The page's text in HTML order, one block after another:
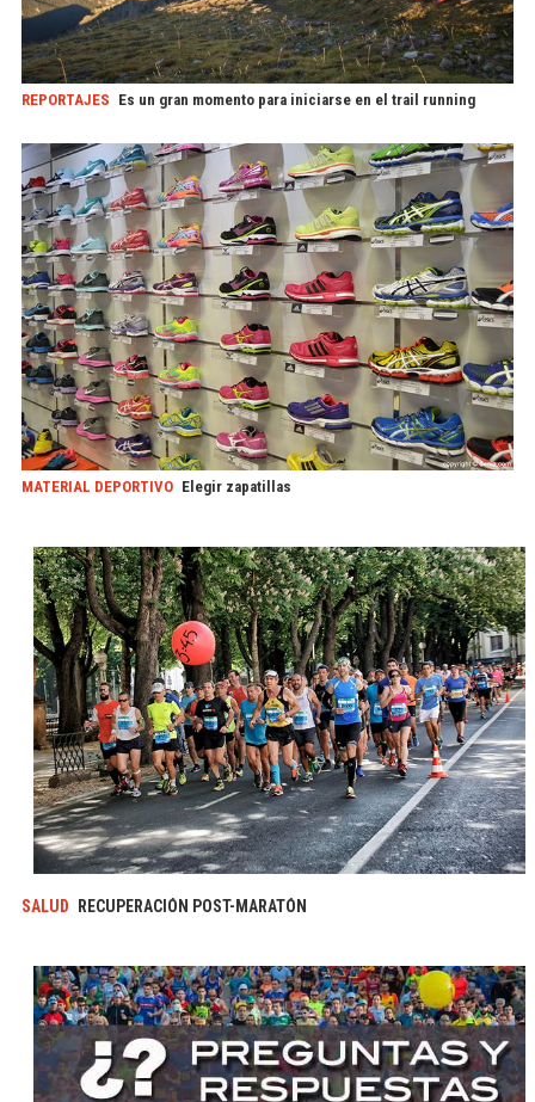
REPORTAJES Es un gran momento para iniciarse en el trail running
MATERIAL DEPORTIVO Elegir zapatillas
SALUD RECUPERACIÓN POST-MARATÓN